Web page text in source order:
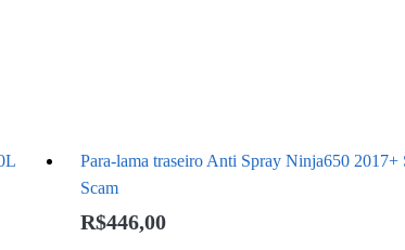
Para-lama traseiro Anti Spray Ninja650 2017+
Scam
R$446,00